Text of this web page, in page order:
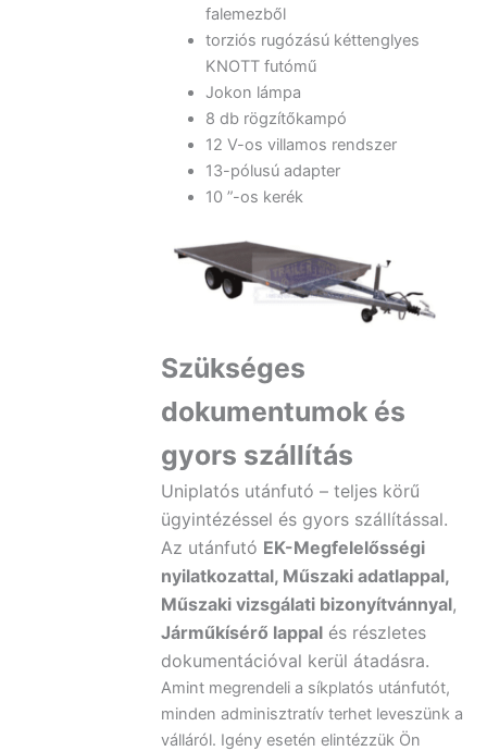
falemezből
torziós rugózású kéttenglyes
KNOTT futómű
Jokon lámpa
8 db rögzítőkampó
12 V-os villamos rendszer
13-pólusú adapter
10 ”-os kerék
Szükséges
dokumentumok és
gyors szállítás
Uniplatós utánfutó – teljes körű
ügyintézéssel és gyors szállítással.
Az utánfutó EK-Megfelelősségi
nyilatkozattal, Műszaki adatlappal,
Műszaki vizsgálati bizonyítvánnyal,
Járműkísérő lappalés részletes
dokumentációval kerül átadásra.
Amint megrendeli a síkplatós utánfutót,
minden adminisztratív terhet leveszünk a
válláról. Igény esetén elintézzük Ön